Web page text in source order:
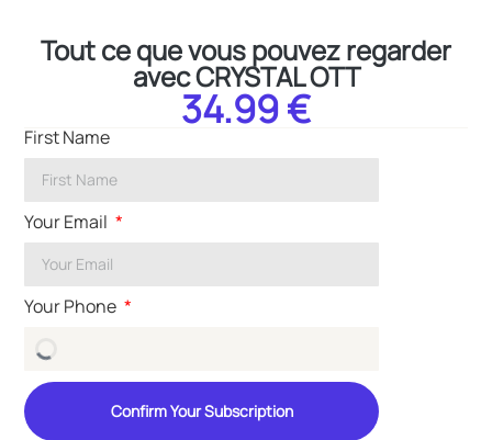
Tout ce que vous pouvez regarder
avec CRYSTAL OTT
34.99 €
First Name
Your Email
Your Phone
Confirm Your Subscription